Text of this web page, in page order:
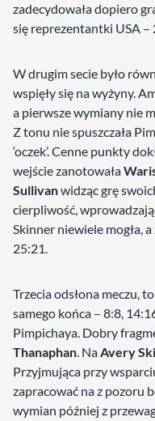
zadecydowała dopiero
się reprezentantki USA –
W drugim secie było
wspięły się na wyżyny.
a pierwsze wymiany nie
Z tonu nie spuszczała
‘oczek’. Cenne punkty
wejście zanotowała
Sullivanwidząc grę
cierpliwość,
Skinner niewiele mogła,
25:21.
Trzecia odsłona meczu,
samego końca – 8:8,
Pimpichaya. Dobry
Thanaphan. NaAvery
Przyjmująca przy
zapracować na z pozoru
wymian później z